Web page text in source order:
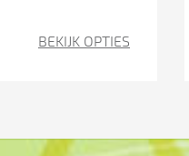
BEKIJK OPTIES